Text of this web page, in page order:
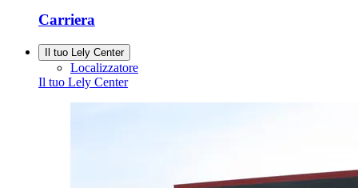
Carriera
Il tuo Lely Center
Localizzatore
Il tuo Lely Center